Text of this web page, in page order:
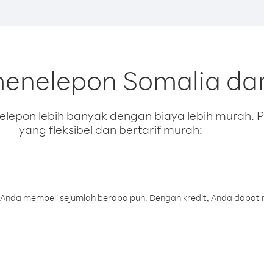
Somalia
lebih banyak dengan biaya lebih murah.
yang fleksibel dan bertarif murah:
membeli sejumlah berapa pun. Dengan kredit, Anda dapat